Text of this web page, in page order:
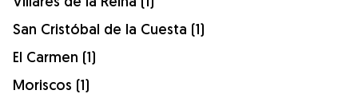
San Cristóbal de la Cuesta (1)
El Carmen (1)
Moriscos (1)